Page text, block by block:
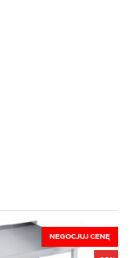
NEGOCJUJ CENĘ